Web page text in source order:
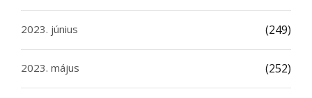
2023. június (249)
2023. május (252)